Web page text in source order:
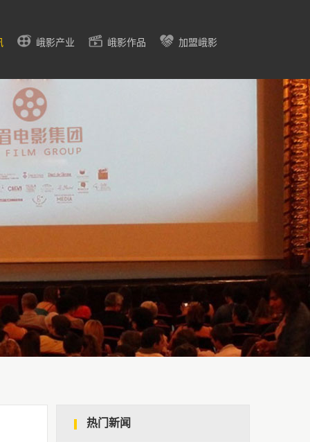
峨影产业 峨影作品 加盟峨影
热门新闻